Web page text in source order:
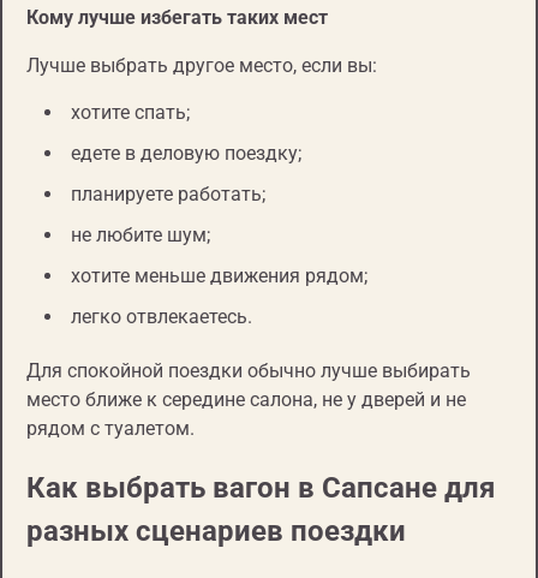
Кому лучше избегать таких мест
Лучше выбрать другое место, если вы:
хотите спать;
едете в деловую поездку;
планируете работать;
не любите шум;
хотите меньше движения рядом;
легко отвлекаетесь.
Для спокойной поездки обычно лучше выбирать
место ближе к середине салона, не у дверей и не
рядом с туалетом.
Как выбрать вагон в Сапсане для
разных сценариев поездки